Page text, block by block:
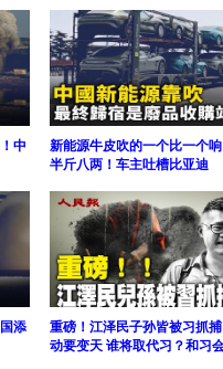
中
新能源牛皮吹的一个比一个
半斤八两！车主吐槽比亚迪
添
重磅！江泽民子孙皆被习抓
动要变天 谁将取代习？和习